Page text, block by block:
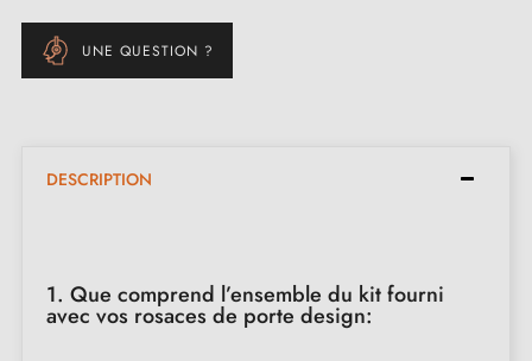
UNE QUESTION ?
DESCRIPTION
1. Que comprend l’ensemble du kit fourni
avec vos rosaces de porte design: